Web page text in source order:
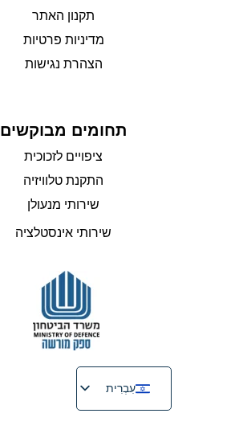
תקנון האתר
מדיניות פרטיות
הצהרת נגישות
תחומים מבוקשים
ציפויים לזכוכית
התקנת טלוויזיה
שירותי מנעולן
שירותי אינסטלציה
עִבְרִית
English